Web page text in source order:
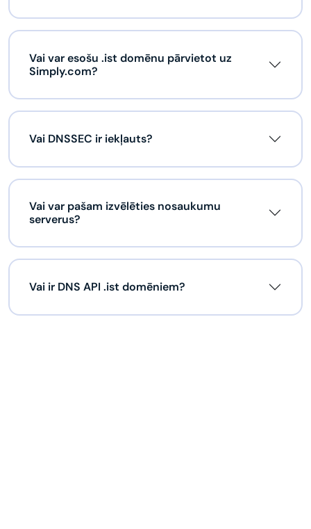
Vai var esošu .ist domēnu pārvietot uz
Simply.com?
Vai DNSSEC ir iekļauts?
Vai var pašam izvēlēties nosaukumu
serverus?
Vai ir DNS API .ist domēniem?